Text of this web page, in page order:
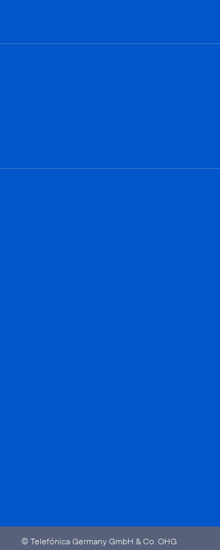
© Telefónica Germany GmbH & Co. OHG